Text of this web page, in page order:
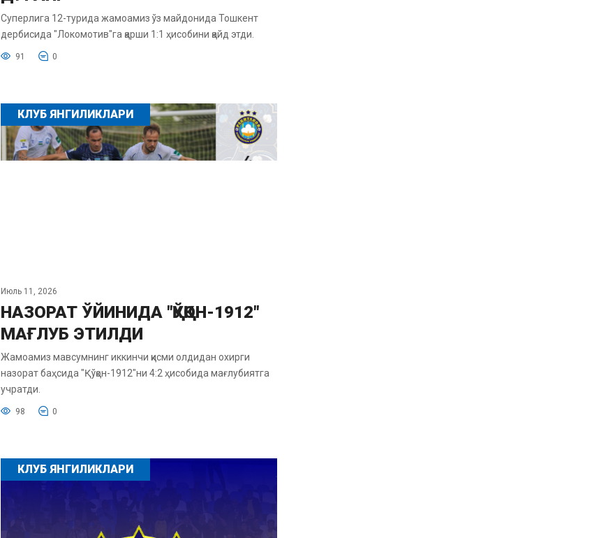
Суперлига 12-турида жамоамиз ўз майдонида Тошкент
дербисида "Локомотив"га қарши 1:1 ҳисобини қайд этди.
91 0
КЛУБ ЯНГИЛИКЛАРИ
Июль 11, 2026
НАЗОРАТ ЎЙИНИДА "ҚЎҚОН-1912"
МАҒЛУБ ЭТИЛДИ
Жамоамиз мавсумнинг иккинчи қисми олдидан охирги
назорат баҳсида "Қўқон-1912"ни 4:2 ҳисобида мағлубиятга
учратди.
98 0
КЛУБ ЯНГИЛИКЛАРИ